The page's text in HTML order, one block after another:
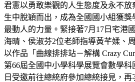
君憲以勇敢樂觀的人生態度及永不
生中脫穎而出，成為全國國小組獲獎
最動人的力量。緊接著7月17日宅港
海晴、侯淑芬2位老師指導黃芊媃、
以作品「曲線排排站－解構 Crazy
第66屆全國中小學科學展覽會數學科
日受邀前往總統府參加總統接見，